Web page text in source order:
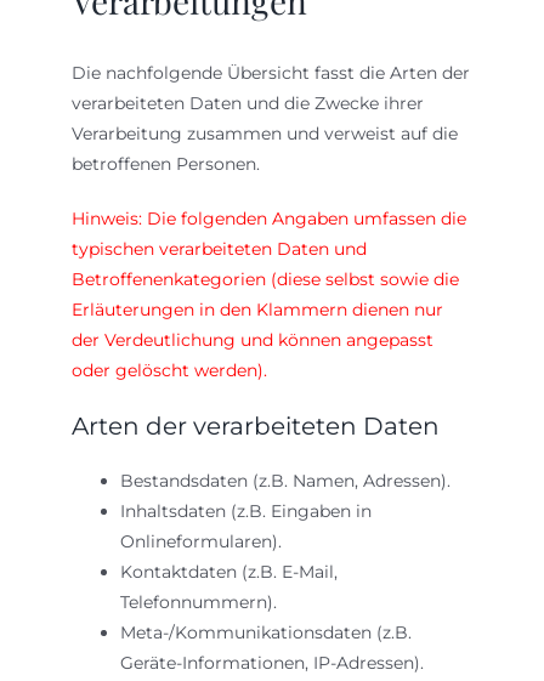
Die nachfolgende Übersicht fasst die Arten der
verarbeiteten Daten und die Zwecke ihrer
Verarbeitung zusammen und verweist auf die
betroffenen Personen.
Hinweis: Die folgenden Angaben umfassen die
typischen verarbeiteten Daten und
Betroffenenkategorien (diese selbst sowie die
Erläuterungen in den Klammern dienen nur
der Verdeutlichung und können angepasst
oder gelöscht werden).
Arten der verarbeiteten Daten
Bestandsdaten (z.B. Namen, Adressen).
Inhaltsdaten (z.B. Eingaben in
Onlineformularen).
Kontaktdaten (z.B. E-Mail,
Telefonnummern).
Meta-/Kommunikationsdaten (z.B.
Geräte-Informationen, IP-Adressen).